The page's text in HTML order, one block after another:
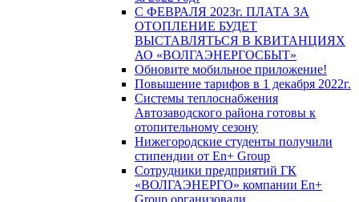
С ФЕВРАЛЯ 2023г. ПЛАТА ЗА
ОТОПЛЕНИЕ БУДЕТ
ВЫСТАВЛЯТЬСЯ В КВИТАНЦИЯХ
АО «ВОЛГАЭНЕРГОСБЫТ»
Обновите мобильное приложение!
Повышение тарифов в 1 декабря 2022г.
Системы теплоснабжения
Автозаводского района готовы к
отопительному сезону
Нижегородские студенты получили
стипендии от En+ Group
Сотрудники предприятий ГК
«ВОЛГАЭНЕРГО» компании En+